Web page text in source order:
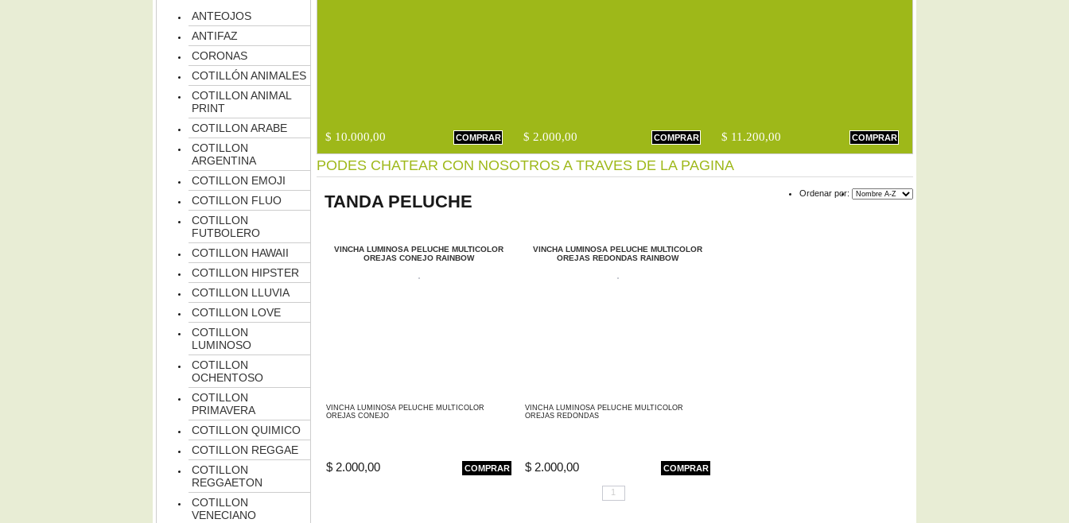
ANTEOJOS
ANTIFAZ
CORONAS
COTILLÓN ANIMALES
COTILLON ANIMAL
PRINT
COTILLON ARABE
COTILLON
ARGENTINA
COTILLON EMOJI
COTILLON FLUO
COTILLON
FUTBOLERO
COTILLON HAWAII
COTILLON HIPSTER
COTILLON LLUVIA
COTILLON LOVE
COTILLON
LUMINOSO
COTILLON
OCHENTOSO
COTILLON
PRIMAVERA
COTILLON QUIMICO
COTILLON REGGAE
COTILLON
REGGAETON
COTILLON
VENECIANO
$ 10.000,00 COMPRAR $ 2.000,00 COMPRAR $ 11.200,00 COMPRAR
PODES CHATEAR CON NOSOTROS A TRAVES DE LA PAGINA
TANDA PELUCHE Ordenar por:
VINCHA LUMINOSA PELUCHE MULTICOLOR
OREJAS CONEJO RAINBOW
VINCHA LUMINOSA PELUCHE MULTICOLOR
OREJAS CONEJO
$ 2.000,00 COMPRAR
VINCHA LUMINOSA PELUCHE MULTICOLOR
OREJAS REDONDAS RAINBOW
VINCHA LUMINOSA PELUCHE MULTICOLOR
OREJAS REDONDAS
$ 2.000,00 COMPRAR
1